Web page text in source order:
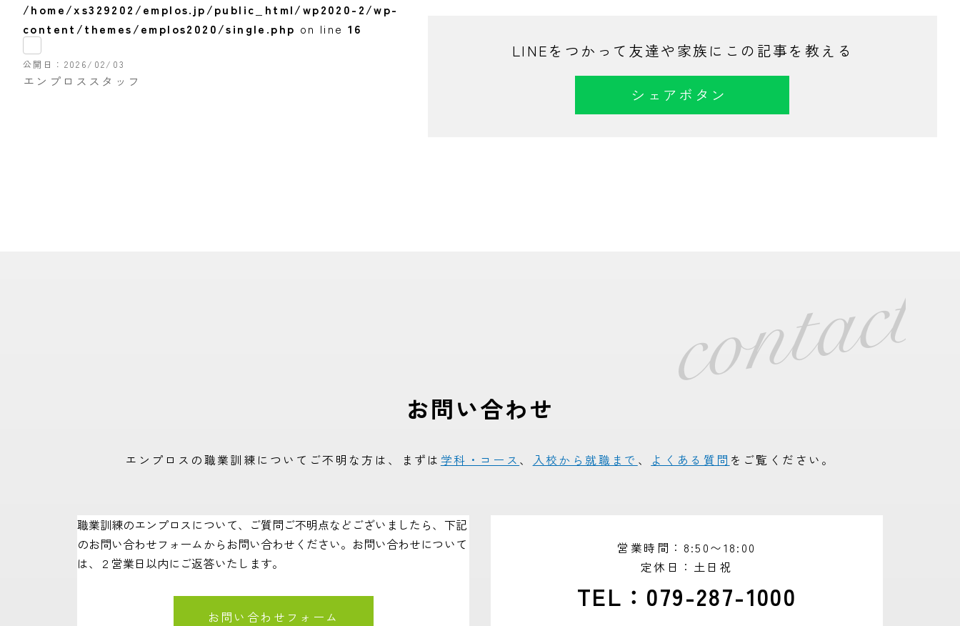
/home/xs329202/emplos.jp/public_html/wp2020-2/wp-
content/themes/emplos2020/single.php on line16
公開日 2026/02/03
エンプロススタッフ
LINEをつかって友達や家族にこの記事を教える
シェアボタン
お問い合わせ
エンプロスの職業訓練についてご不明な方は、まずは 学科・コース 、 入校から就職まで 、 よくある質問 をご覧ください。
職業訓練のエンプロスについて、ご質問ご不明点などございましたら、下記
のお問い合わせフォームからお問い合わせください。お問い合わせについて
は、２営業日以内にご返答いたします。
お問い合わせフォーム
営業時間
8:50〜18:00
定休日
土日祝
TEL 079-287-1000